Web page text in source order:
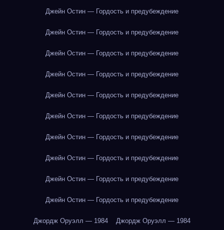
Джейн Остин — Гордость и предубеждение
Джейн Остин — Гордость и предубеждение
Джейн Остин — Гордость и предубеждение
Джейн Остин — Гордость и предубеждение
Джейн Остин — Гордость и предубеждение
Джейн Остин — Гордость и предубеждение
Джейн Остин — Гордость и предубеждение
Джейн Остин — Гордость и предубеждение
Джейн Остин — Гордость и предубеждение
Джейн Остин — Гордость и предубеждение
Джордж Оруэлл — 1984 Джордж Оруэлл — 1984